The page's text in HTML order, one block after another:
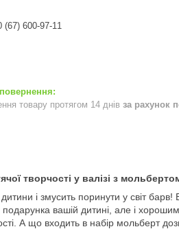
(67) 600-97-11
товару протягом 14 днів за рахунок
творчості у валізі з
і змусить поринути у світ барв!
вашій дитині, але і
А що входить в набір мольберт